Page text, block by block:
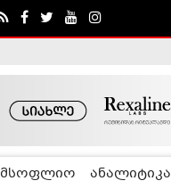
მსოფლიო ანალიტიკა